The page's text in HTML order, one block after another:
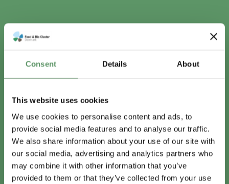
Consent Details About
This website uses cookies
We use cookies to personalise content and ads, to
provide social media features and to analyse our traffic.
We also share information about your use of our site with
our social media, advertising and analytics partners who
may combine it with other information that you’ve
provided to them or that they’ve collected from your use